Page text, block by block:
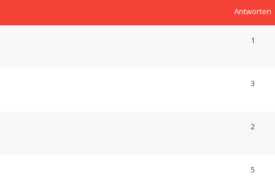
Antworten
1
3
2
5